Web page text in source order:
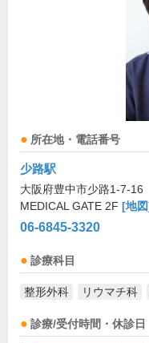
所在地・電話番号
少路駅
大阪府豊中市少路1-7-16
MEDICAL GATE 2F [地
06-6845-3320
診療科目
整形外科 リウマチ科
診療/受付時間・休診日